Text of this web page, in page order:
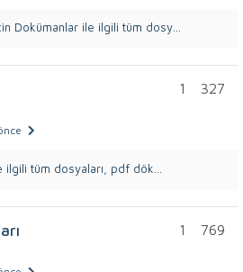
Dokümanlar ile ilgili tüm dosy...
327
1
tüm dosyaları, pdf dök...
769
1